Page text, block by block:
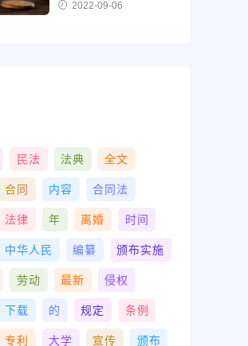
2022-09-06
民法 法典 全文
合同 内容 合同法
法律 年 离婚 时间
中华人民 编纂 颁布实施
劳动 最新 侵权
下载 的 规定 条例
专利 大学 宣传 颁布